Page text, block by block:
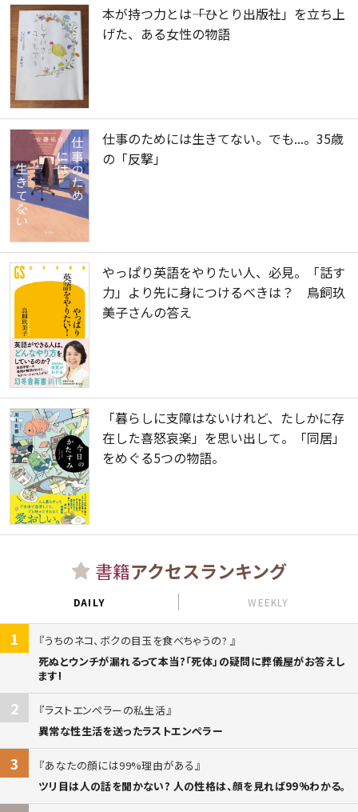
本が持つ力とは――「ひとり出版社」を立ち上
げた、ある女性の物語
仕事のためには生きてない。でも...。35歳
の「反撃」
やっぱり英語をやりたい人、必見。「話す
力」より先に身につけるべきは？ 鳥飼玖
美子さんの答え
「暮らしに支障はないけれど、たしかに存
在した喜怒哀楽」を思い出して。「同居」
をめぐる5つの物語。
書籍アクセスランキング
DAILY WEEKLY
1
うちのネコ、ボクの目玉を食べちゃうの?
死ぬとウンチが漏れるって本当?「死体」の疑問に葬儀屋がお答えし
ます!
2
ラストエンペラーの私生活
異常な性生活を送ったラストエンペラー
3
あなたの顔には99%理由がある
ツリ目は人の話を聞かない? 人の性格は、顔を見れば99%わかる。